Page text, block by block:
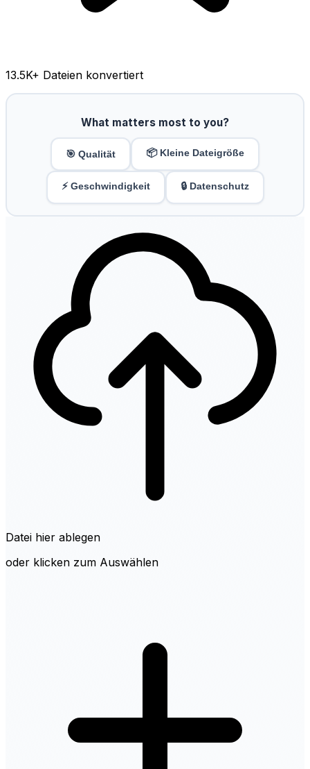
13.5K+ Dateien konvertiert
What matters most to you?
🎯 Qualität 📦 Kleine Dateigröße
⚡ Geschwindigkeit 🔒 Datenschutz
Datei hier ablegen
oder klicken zum Auswählen